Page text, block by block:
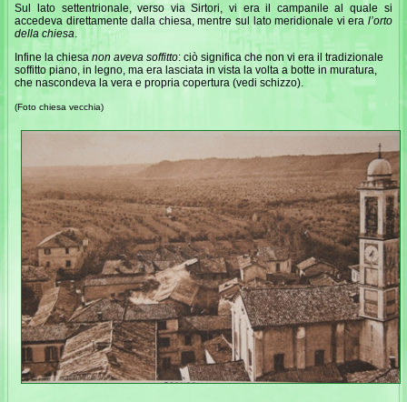
Sul lato settentrionale, verso via Sirtori, vi era il campanile al quale si
accedeva direttamente dalla chiesa, mentre sul lato meridionale vi era l’orto
della chiesa.
Infine la chiesanon aveva soffitto: ciò significa che non vi era il tradizionale
soffitto piano, in legno, ma era lasciata in vista la volta a botte in muratura,
che nascondeva la vera e propria copertura (vedi schizzo).
(Foto chiesa vecchia)